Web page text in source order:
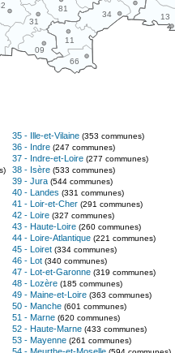
11
13
31
34
66
09
81
35 - Ille-et-Vilaine (353 communes)
36 - Indre (247 communes)
37 - Indre-et-Loire (277 communes)
38 - Isère (533 communes)
39 - Jura (544 communes)
40 - Landes (331 communes)
41 - Loir-et-Cher (291 communes)
42 - Loire (327 communes)
43 - Haute-Loire (260 communes)
44 - Loire-Atlantique (221 communes)
45 - Loiret (334 communes)
46 - Lot (340 communes)
47 - Lot-et-Garonne (319 communes)
48 - Lozère (185 communes)
49 - Maine-et-Loire (363 communes)
50 - Manche (601 communes)
51 - Marne (620 communes)
52 - Haute-Marne (433 communes)
53 - Mayenne (261 communes)